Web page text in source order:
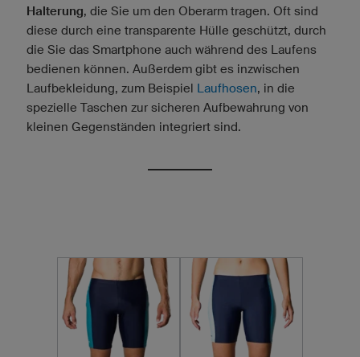
Halterung, die Sie um den Oberarm tragen. Oft sind
diese durch eine transparente Hülle geschützt, durch
die Sie das Smartphone auch während des Laufens
bedienen können. Außerdem gibt es inzwischen
Laufbekleidung, zum Beispiel Laufhosen, in die
spezielle Taschen zur sicheren Aufbewahrung von
kleinen Gegenständen integriert sind.